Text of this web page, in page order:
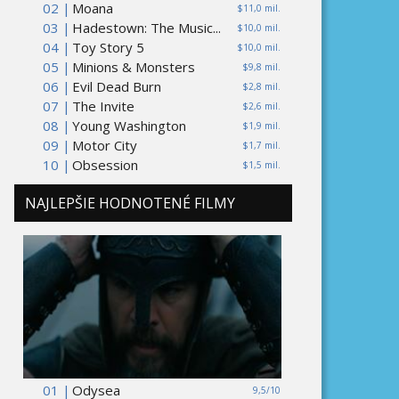
02 | $11,0 mil.
Moana
03 |
$10,0 mil.
Hadestown: The Music...
04 |
$10,0 mil.
Toy Story 5
05 |
$9,8 mil.
Minions & Monsters
06 |
$2,8 mil.
Evil Dead Burn
07 |
$2,6 mil.
The Invite
08 |
$1,9 mil.
Young Washington
09 |
$1,7 mil.
Motor City
10 |
$1,5 mil.
Obsession
NAJLEPŠIE HODNOTENÉ FILMY
01 | 9,5/10
Odysea